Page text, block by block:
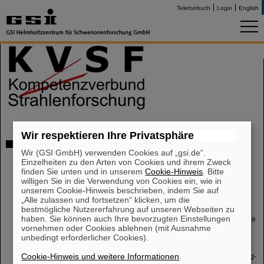
Telefonbuch Login English
Preisträger 2017
Dr. Sabrina Köcher, Labor für Strahlenbiologie & Experimentelle
Radioonkologie, UKE Hamburg, "Role of ATM (ataxia telangiectasia
mutated) and Artemis proteins for the repair of DNA double-strand
breaks by homologous recombination in mammalian cells"
Dr. Simone de Leve, Institut für Zellbiologie, Uni Duisburg-Essen, "Role
of radiation-induced immune changes for normal tissue toxicity with a
focus on CD73/adenosine signaling and macrophages"
Dr. Simon Magin, Inst. für Medizinische Strahlenbiologie, Uni Duisburg-
Wir respektieren Ihre Privatsphäre
Wir (GSI GmbH) verwenden Cookies auf „gsi.de“.
Einzelheiten zu den Arten von Cookies und ihrem Zweck
finden Sie unten und in unseremCookie-Hinweis . Bitte
willigen Sie in die Verwendung von Cookies ein, wie in
unserem Cookie-Hinweis beschrieben, indem Sie auf
„Alle zulassen und fortsetzen“ klicken, um die
bestmögliche Nutzererfahrung auf unseren Webseiten zu
haben. Sie können auch Ihre bevorzugten Einstellungen
vornehmen oder Cookies ablehnen (mit Ausnahme
unbedingt erforderlicher Cookies).
Cookie-Hinweis und weitere Informationen